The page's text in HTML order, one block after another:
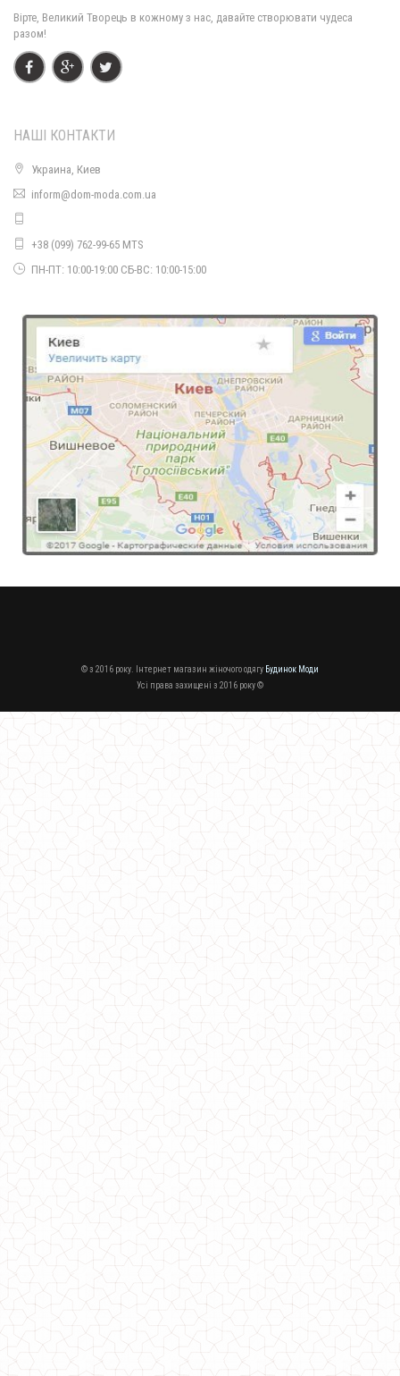
Тепле плаття жіноче з ангори
600.00грн.
Зимове тепле пальто жіноче із хутром
1180.00грн.
Тепле жіноче плаття з довгим рукавом з ангори
840.00грн.
Тепле жіноче плаття з воланом знизу в клітинку
630.00грн.
Жіноче тепле в'язане пончо великого розміру
660.00грн.
Жіноче тепле плаття з ангори великого розміру
590.00грн.
Вірте, Великий Творець в кожному з нас, давайте створювати чудеса
разом!
НАШІ КОНТАКТИ
Украина, Киев
inform@dom-moda.com.ua
+38 (099) 762-99-65 MTS
ПН-ПТ: 10:00-19:00 СБ-ВС: 10:00-15:00
© з 2016 року. Інтернет магазин жіночого одягу Будинок Моди
Усі права захищені з 2016 року ©